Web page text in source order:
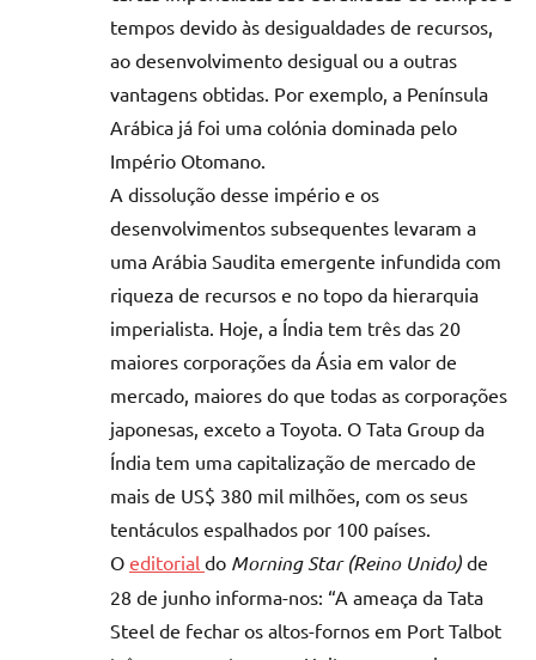
tempos devido às desigualdades de recursos,
ao desenvolvimento desigual ou a outras
vantagens obtidas. Por exemplo, a Península
Arábica já foi uma colónia dominada pelo
Império Otomano.
A dissolução desse império e os
desenvolvimentos subsequentes levaram a
uma Arábia Saudita emergente infundida com
riqueza de recursos e no topo da hierarquia
imperialista. Hoje, a Índia tem três das 20
maiores corporações da Ásia em valor de
mercado, maiores do que todas as corporações
japonesas, exceto a Toyota. O Tata Group da
Índia tem uma capitalização de mercado de
mais de US$ 380 mil milhões, com os seus
tentáculos espalhados por 100 países.
O editorial do Morning Star (Reino Unido) de
28 de junho informa-nos: “A ameaça da Tata
Steel de fechar os altos-fornos em Port Talbot